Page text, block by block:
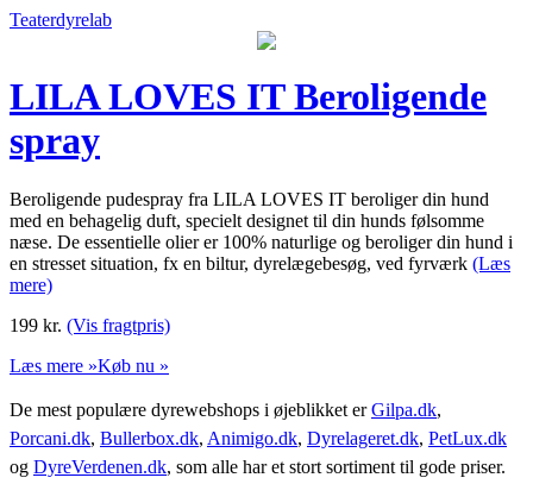
Teaterdyrelab
LILA LOVES IT Beroligende
spray
Beroligende pudespray fra LILA LOVES IT beroliger din hund
med en behagelig duft, specielt designet til din hunds følsomme
næse. De essentielle olier er 100% naturlige og beroliger din hund i
en stresset situation, fx en biltur, dyrelægebesøg, ved fyrværk (Læs
mere)
199 kr. (Vis fragtpris)
Læs mere »Køb nu »
De mest populære dyrewebshops i øjeblikket erGilpa.dk,
Porcani.dk, Bullerbox.dk, Animigo.dk, Dyrelageret.dk, PetLux.dk
og DyreVerdenen.dk, som alle har et stort sortiment til gode priser.